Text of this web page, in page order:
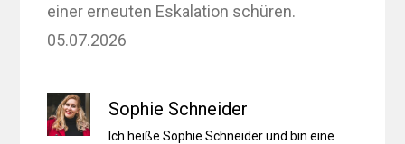
einer erneuten Eskalation schüren.
05.07.2026
Sophie Schneider
Ich heiße Sophie Schneider und bin eine